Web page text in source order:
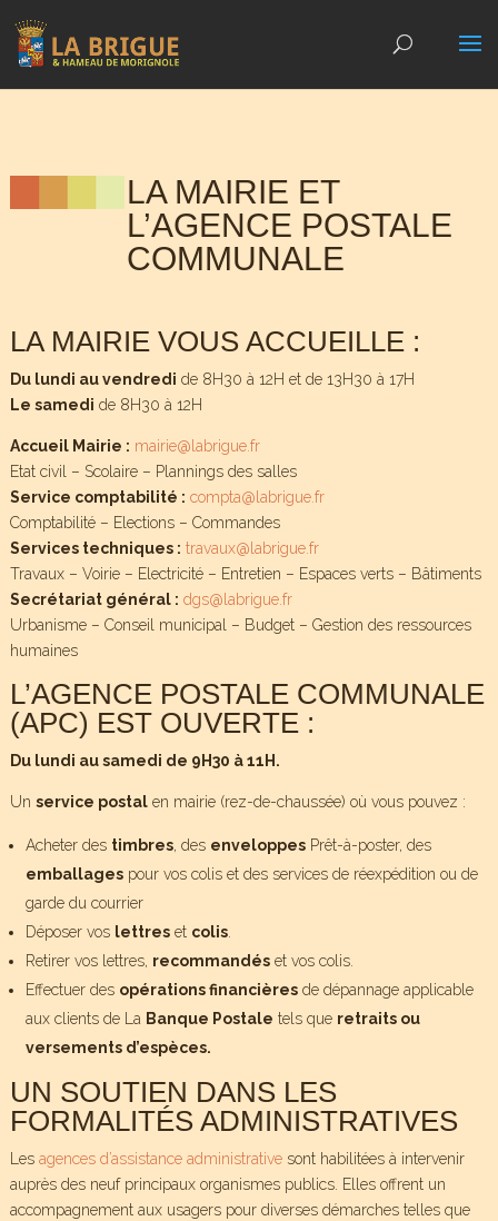
LA MAIRIE ET
L’AGENCE POSTALE
COMMUNALE
LA MAIRIE VOUS ACCUEILLE :
Du lundi au vendredi de 8H30 à 12H et de 13H30 à 17H
Le samedi de 8H30 à 12H
Accueil Mairie : mairie@labrigue.fr
Etat civil – Scolaire – Plannings des salles
Service comptabilité : compta@labrigue.fr
Comptabilité – Elections – Commandes
Services techniques : travaux@labrigue.fr
Travaux – Voirie – Electricité – Entretien – Espaces verts – Bâtiments
Secrétariat général : dgs@labrigue.fr
Urbanisme – Conseil municipal – Budget – Gestion des ressources
humaines
L’AGENCE POSTALE COMMUNALE
(APC) EST OUVERTE :
Du lundi au samedi de 9H30 à 11H.
Un service postalen mairie (rez-de-chaussée) où vous pouvez :
Acheter des timbres, des enveloppesPrêt-à-poster, des
emballagespour vos colis et des services de réexpédition ou de
garde du courrier
Déposer vos lettreset colis.
Retirer vos lettres, recommandéset vos colis.
Effectuer des opérations financièresde dépannage applicable
aux clients de La Banque Postale tels que retraits ou
versements d’espèces.
UN SOUTIEN DANS LES
FORMALITÉS ADMINISTRATIVES
Les agences d’assistance administrativesont habilitées à intervenir
auprès des neuf principaux organismes publics. Elles offrent un
accompagnement aux usagers pour diverses démarches telles que